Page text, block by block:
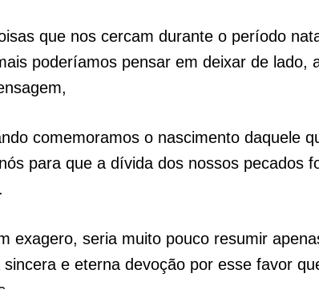
que nos cercam durante o período
poderíamos pensar em deixar de lado,
comemoramos o nascimento daquele
para que a dívida dos nossos pecados
.
exagero, seria muito pouco resumir
sincera e eterna devoção por esse favor